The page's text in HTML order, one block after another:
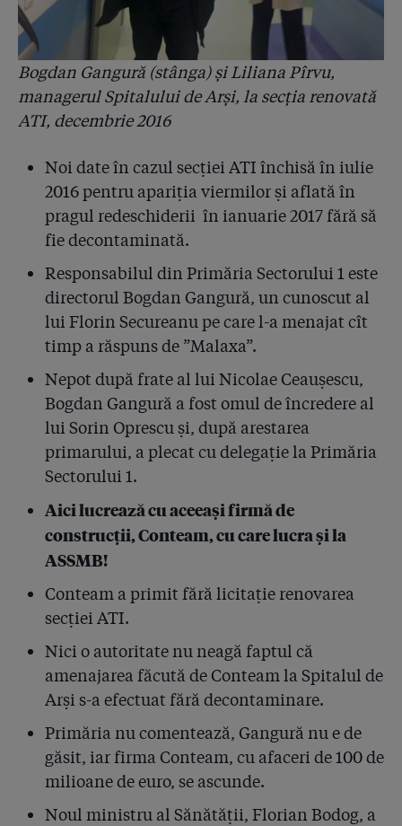
4.15
SRI a știut de loturile Hexi cu probleme și de licitațiile
trucate în favoarea liderului mondial Anios. SRI: "Am
informat decidenții legali despre calitatea
necorespunzătoare a dezinfectanților!"
4.16
Frankfurter Allgemeine Zeitung despre criza
dezinfectanților din România: ”Cercetările de luni de
descoperit o bombă bacteriologică precum într-un
film interpretat de Orson Welles”
Liderul mondial Anios a dat în judecată Ministerul
Sănătății pentru că a acoperit dezinfectanții diluați
2012 coruperea produselor
Lecție plătită cu vieți: statul român a finanțat din
bani publici Unilab, dar cel care pune azi pe biroul
premierului Cioloș primele 16 teste de concentrație
5% x 20 de milioane de pacienți = 100% risc
18 rezultate din toată țara confirmă diluarea
dezinfectanților Hexi! Dr. Cîrstoveanu invocă un
experiment: ”Parcă suntem în laborator”. Director
Terapia Cluj: ”Sunt iresponsabili medicii care susțin că
medicamentele sunt falsificate!”
Investigația jurnalistică Hexi Pharma trece granița!
țară, a folosit dezinfectanți diluați în România, dar și
în 10 orașe din Bulgaria!
4.22
DNA audiază martori și se pregătește să deschidă un
dosar pe corupția Hexi din spitale. De ce nu
convoacă Parlamentul conducerea SRI ca să aflăm ce-
i cu informările?
Șeful Comisiei SRI din Parlament: ”Garantăm
cetățenilor că vom spune ce a făcut SRI în problema
infecțiilor și dezinfectanților astfel încât să nu mai
Bogdan Gangură (stânga) și Liliana Pîrvu,
managerul Spitalului de Arși, la secția renovată
ATI, decembrie 2016
Noi date în cazul secției ATI închisă în iulie
2016 pentru apariția viermilor și aflată în
pragul redeschiderii în ianuarie 2017 fără să
fie decontaminată.
Responsabilul din Primăria Sectorului 1 este
directorul Bogdan Gangură, un cunoscut al
lui Florin Secureanu pe care l-a menajat cît
timp a răspuns de ”Malaxa”.
Nepot după frate al lui Nicolae Ceaușescu,
Bogdan Gangură a fost omul de încredere al
lui Sorin Oprescu și, după arestarea
primarului, a plecat cu delegație la Primăria
Sectorului 1.
Aici lucrează cu aceeași firmă de
construcții, Conteam, cu care lucra și la
ASSMB!
Conteam a primit fără licitație renovarea
secției ATI.
Nici o autoritate nu neagă faptul că
amenajarea făcută de Conteam la Spitalul de
Arși s-a efectuat fără decontaminare.
Primăria nu comentează, Gangură nu e de
găsit, iar firma Conteam, cu afaceri de 100 de
milioane de euro, se ascunde.
Noul ministru al Sănătății, Florian Bodog, a